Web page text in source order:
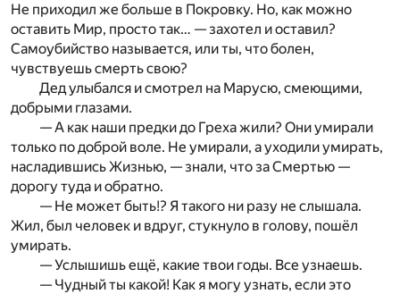
Не приходил же больше в Покровку. Но, как можно
оставить Мир, просто так… — захотел и оставил?
Самоубийство называется, или ты, что болен,
чувствуешь смерть свою?
Дед улыбался и смотрел на Марусю, смеющими,
добрыми глазами.
— А как наши предки до Греха жили? Они умирали
только по доброй воле. Не умирали, а уходили умирать,
насладившись Жизнью, — знали, что за Смертью —
дорогу туда и обратно.
— Не может быть!? Я такого ни разу не слышала.
Жил, был человек и вдруг, стукнуло в голову, пошёл
умирать.
— Услышишь ещё, какие твои годы. Все узнаешь.
— Чудный ты какой! Как я могу узнать, если это